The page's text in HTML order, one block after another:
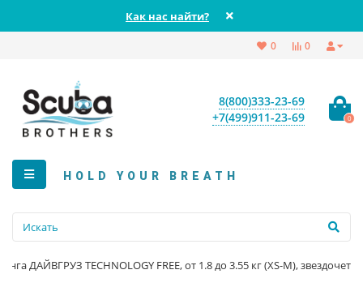
Как нас найти?
0
0
8(800)333-23-69
+7(499)911-23-69
0
HOLD YOUR BREATH
ДАЙВГРУЗ TECHNOLOGY FREE, от 1.8 до 3.55 кг (XS-M), звездочет